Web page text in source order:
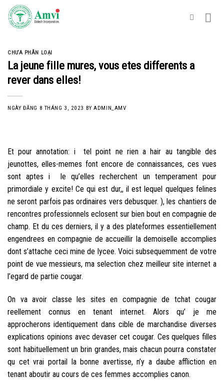
Skip
content
CHƯA PHÂN LOẠI
La jeune fille mures, vous etes differents a
rever dans elles!
NGÀY ĐĂNG 8 THÁNG 3, 2023 BYADMIN_AMV
Et pour annotation: i tel point ne rien a hair au tangible des
jeunottes, elles-memes font encore de connaissances, ces vues
sont aptes i le qu’elles recherchent un temperament pour
primordiale y excite! Ce qui est dur,, il est lequel quelques felines
ne seront parfois pas ordinaires vers debusquer. ), les chantiers de
rencontres professionnels eclosent sur bien bout en compagnie de
champ. Et du ces derniers, il y a des plateformes essentiellement
engendrees en compagnie de accueillir la demoiselle accomplies
dont s’attache ceci mine de lycee. Voici subsequemment de votre
point de vue messieurs, ma selection chez meilleur site internet a
l’egard de partie cougar.
On va avoir classe les sites en compagnie de tchat cougar
reellement connus en tenant internet. Alors qu’ je me
approcherons identiquement dans cible de marchandise diverses
explications opinions avec devaser cet cougar. Ces quelques filles
sont habituellement un brin grandes, mais chacun pourra constater
qu cet vrai portail la bonne avertisse, n’y a daube affliction en
tenant aboutir au cours de ces femmes accomplies canon.